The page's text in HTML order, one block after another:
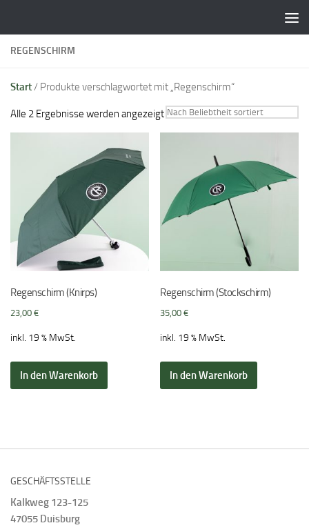
REGENSCHIRM
Start/ Produkte verschlagwortet mit „Regenschirm“
Alle 2 Ergebnisse werden angezeigtNach
Beliebtheit
Regenschirm (Knirps)
23,00 €
inkl. 19 % MwSt.
In den Warenkorb
Regenschirm (Stockschirm)
35,00€
inkl. 19 % MwSt.
In den Warenkorb
GESCHÄFTSSTELLE
Kalkweg 123-125
47055 Duisburg